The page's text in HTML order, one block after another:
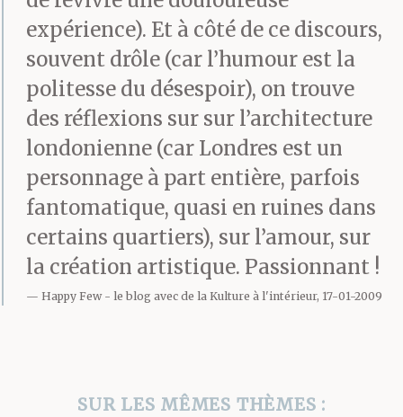
Joseph a dit : Qu’est-ce
qu’ils deviennent
après ? Est-ce qu’on a
deux poulets ?
Luke a dit : Savez quoi,
j’dois reconnaître que
dire, j’ai été là quelques
expérience). Et à côté de ce discours,
souvent drôle (car l’humour est la
politesse du désespoir), on trouve
des réflexions sur sur l’architecture
londonienne (car Londres est un
personnage à part entière, parfois
fantomatique, quasi en ruines dans
certains quartiers), sur l’amour, sur
la création artistique. Passionnant !
Happy Few le blog avec de la Kulture à l'intérieur, 17-01-2009
SUR LES MÊMES THÈMES :